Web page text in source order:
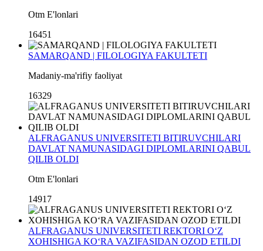
Otm E'lonlari
16451
SAMARQAND | FILOLOGIYA FAKULTETI
Madaniy-ma'rifiy faoliyat
16329
ALFRAGANUS UNIVERSITETI BITIRUVCHILARI
DAVLAT NAMUNASIDAGI DIPLOMLARINI QABUL
QILIB OLDI
Otm E'lonlari
14917
ALFRAGANUS UNIVERSITETI REKTORI O‘Z
XOHISHIGA KO‘RA VAZIFASIDAN OZOD ETILDI